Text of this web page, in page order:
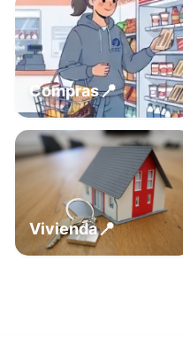
Compras📍
Vivienda📍